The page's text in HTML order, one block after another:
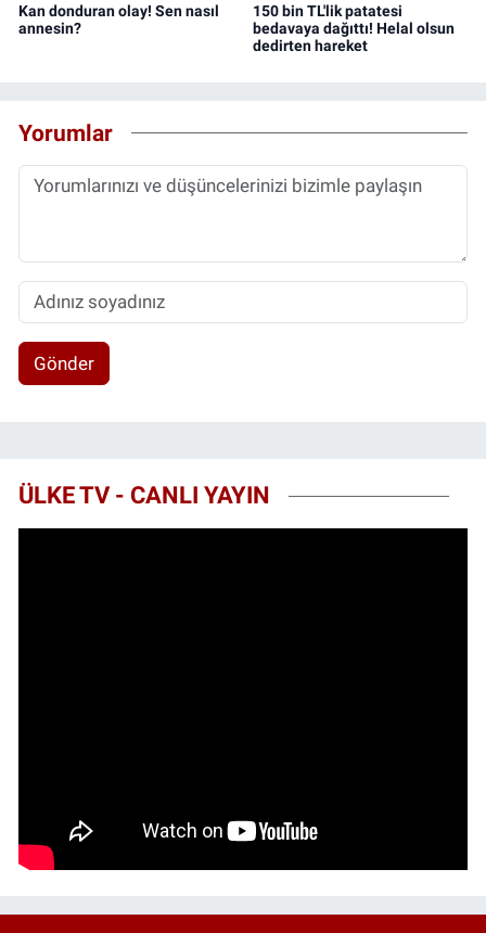
Kan donduran olay! Sen nasıl
annesin?
150 bin TL'lik patatesi
bedavaya dağıttı! Helal olsun
dedirten hareket
Yorumlar
Gönder
ÜLKE TV - CANLI YAYIN